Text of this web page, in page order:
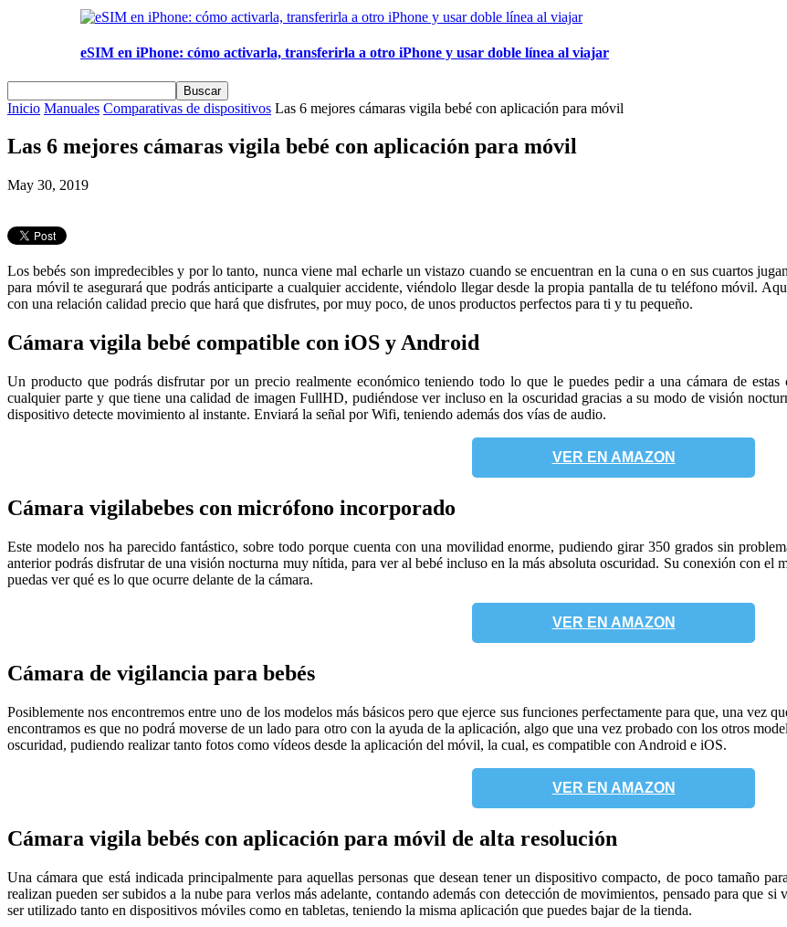
eSIM en iPhone: cómo activarla, transferirla a otro iPhone y usar doble línea al viajar
Inicio Manuales Comparativas de dispositivos Las 6 mejores cámaras vigila bebé con aplicación para móvil
Las 6 mejores cámaras vigila bebé con aplicación para móvil
May 30, 2019
Los bebés son impredecibles y por lo tanto, nunca viene mal echarle un vistazo cuando se encuentran en la cuna o en sus cuartos
para móvil te asegurará que podrás anticiparte a cualquier accidente, viéndolo llegar desde la propia pantalla de tu teléfono móvil.
con una relación calidad precio que hará que disfrutes, por muy poco, de unos productos perfectos para ti y tu pequeño.
Cámara vigila bebé compatible con iOS y Android
Un producto que podrás disfrutar por un precio realmente económico teniendo todo lo que le puedes pedir a una cámara de
cualquier parte y que tiene una calidad de imagen FullHD, pudiéndose ver incluso en la oscuridad gracias a su modo de visión
dispositivo detecte movimiento al instante. Enviará la señal por Wifi, teniendo además dos vías de audio.
VER EN AMAZON
Cámara vigilabebes con micrófono incorporado
Este modelo nos ha parecido fantástico, sobre todo porque cuenta con una movilidad enorme, pudiendo girar 350 grados sin
anterior podrás disfrutar de una visión nocturna muy nítida, para ver al bebé incluso en la más absoluta oscuridad. Su conexión con el
puedas ver qué es lo que ocurre delante de la cámara.
VER EN AMAZON
Cámara de vigilancia para bebés
Posiblemente nos encontremos entre uno de los modelos más básicos pero que ejerce sus funciones perfectamente para que, una vez
encontramos es que no podrá moverse de un lado para otro con la ayuda de la aplicación, algo que una vez probado con los otros
oscuridad, pudiendo realizar tanto fotos como vídeos desde la aplicación del móvil, la cual, es compatible con Android e iOS.
VER EN AMAZON
Cámara vigila bebés con aplicación para móvil de alta resolución
Una cámara que está indicada principalmente para aquellas personas que desean tener un dispositivo compacto, de poco tamaño
realizan pueden ser subidos a la nube para verlos más adelante, contando además con detección de movimientos, pensado para que
ser utilizado tanto en dispositivos móviles como en tabletas, teniendo la misma aplicación que puedes bajar de la tienda.